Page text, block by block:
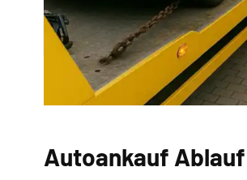
Autoankauf Ablauf